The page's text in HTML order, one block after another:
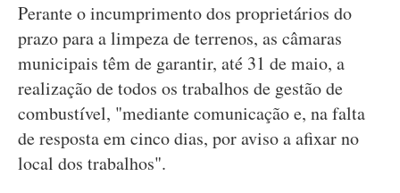
Perante o incumprimento dos proprietários do
prazo para a limpeza de terrenos, as câmaras
municipais têm de garantir, até 31 de maio, a
realização de todos os trabalhos de gestão de
combustível, "mediante comunicação e, na falta
de resposta em cinco dias, por aviso a afixar no
local dos trabalhos".